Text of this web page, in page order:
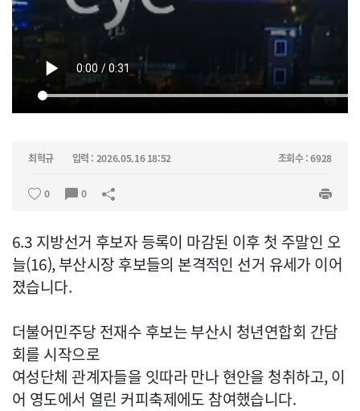
최혁규 입력 : 2026.05.16 18:52 조회수 : 6928
0 0
6.3 지방선거 후보자 등록이 마감된 이후 첫 주말인 오
늘(16), 부산시장 후보들의 본격적인 선거 유세가 이어
졌습니다.
더불어민주당 전재수 후보는 부산시 청년연합회 간담
회를 시작으로
여성단체 관계자들을 잇따라 만나 현안을 청취하고, 이
어 영도에서 열린 커피축제에도 참여했습니다.